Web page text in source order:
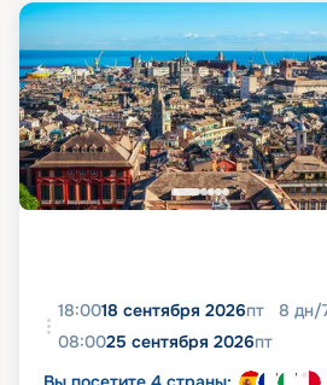
18:0018 сентября 2026пт 8 дн/
08:0025 сентября 2026пт